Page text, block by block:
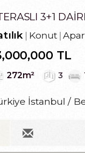
3+1
Konut
TL
272m² 3
İstanbul /